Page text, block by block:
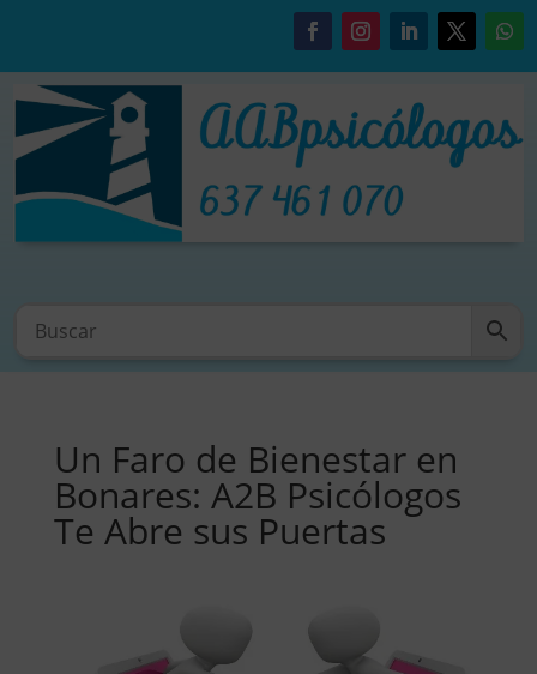
Un Faro de Bienestar en
Bonares: A2B Psicólogos
Te Abre sus Puertas